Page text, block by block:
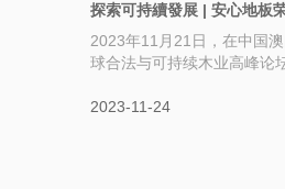
探索可持續發展 | 安心地板
2023年11月21日，在中国
球合法与可持续木业高峰论
2023-11-24